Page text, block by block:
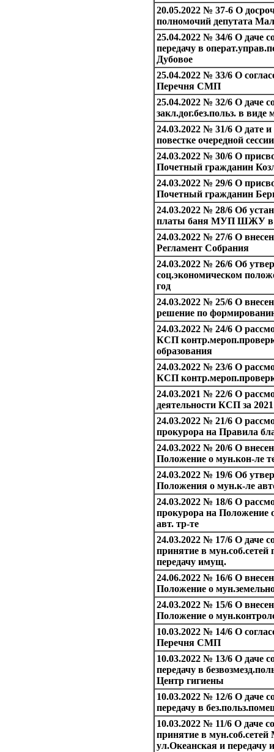
20.05.2022 № 37-6 О
полномочий депутата
25.04.2022 № 34/6 О даче
передачу в
Дубовое
25.04.2022 № 33/6 О
Перечня СМП
25.04.2022 № 32/6 О даче
закл.дог.без.польз. в
24.03.2022 № 31/6 О дате
повестке очередной сессии
24.03.2022 № 30/6 О
Почетный гражданин
24.03.2022 № 29/6 О
Почетный гражданин
24.03.2022 № 28/6 Об
платы баня МУП ШЖУ в
24.03.2022 № 27/6 О
Регламент Собрания
24.03.2022 № 26/6 Об
соц.экономическом
год
24.03.2022 № 25/6 О
решение по
24.03.2022 № 24/6 О
КСП
образования
24.03.2022 № 23/6 О
КСП
24.03.2021 № 22/6 О
деятельности КСП за 2021
24.03.2022 № 21/6 О
прокурора на Правила
24.03.2022 № 20/6 О
Положение о мун.кон-ле
24.03.2022 № 19/6 Об
Положения о мун.к-ле
24.03.2022 № 18/6 О
прокурора на Положение
авт. тр-те
24.03.2022 № 17/6 О даче
принятие в мун.соб.сетей
передачу имущ.
24.06.2022 № 16/6 О
Положение о
24.03.2022 № 15/6 О
Положение о
10.03.2022 № 14/6 О
Перечня СМП
10.03.2022 № 13/6 О даче
передачу в
Центр гигиены
10.03.2022 № 12/6 О даче
передачу в
10.03.2022 № 11/6 О даче
принятие в
ул.Океанская и передачу